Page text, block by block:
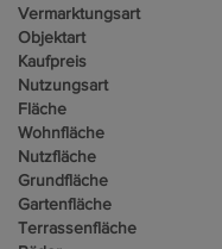
Vermarktungsart
Objektart
Kaufpreis
Nutzungsart
Fläche
Wohnfläche
Nutzfläche
Grundfläche
Gartenfläche
Terrassenfläche